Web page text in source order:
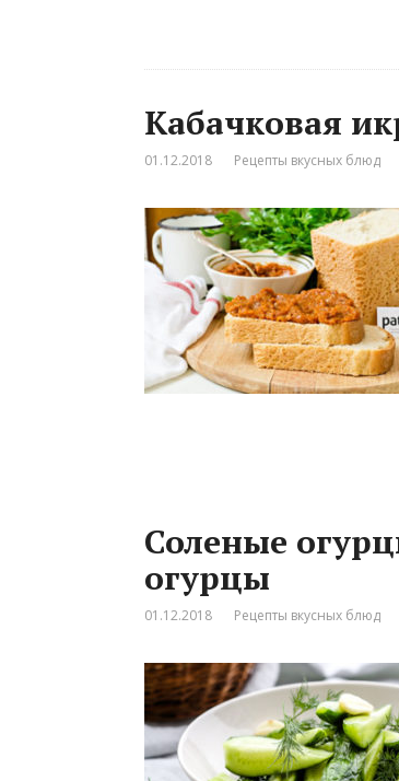
Кабачковая
01.12.2018 Рецепты вкусных блюд
Соленые
огурцы
01.12.2018 Рецепты вкусных блюд